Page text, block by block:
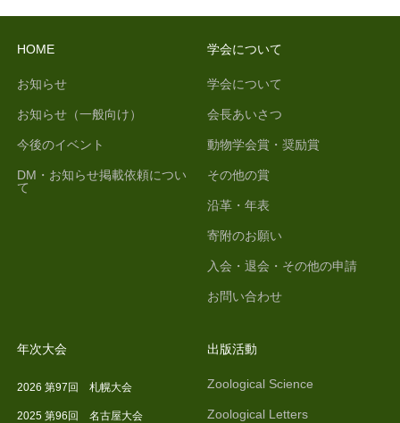
HOME
お知らせ
お知らせ（一般向け）
今後のイベント
DM・お知らせ掲載依頼につい
て
学会について
学会について
会長あいさつ
動物学会賞・奨励賞
その他の賞
沿革・年表
寄附のお願い
入会・退会・その他の申請
お問い合わせ
年次大会
2026 第97回 札幌大会
2025 第96回 名古屋大会
出版活動
Zoological Science
Zoological Letters